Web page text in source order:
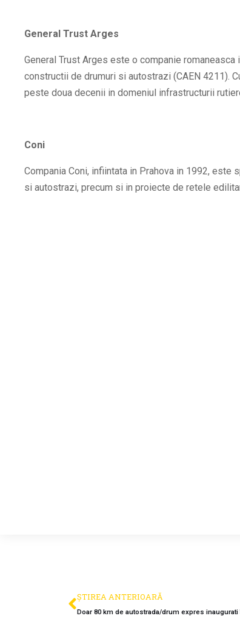
General Trust Arges
General Trust Arges este o companie
constructii de drumuri si autostrazi (CAEN 4211).
peste doua decenii in domeniul infrastructurii
Coni
Compania Coni, infiintata in Prahova in 1992,
si autostrazi, precum si in proiecte de retele
ȘTIREA ANTERIOARĂ
Doar 80 km de autostrada/drum expres inaugurati